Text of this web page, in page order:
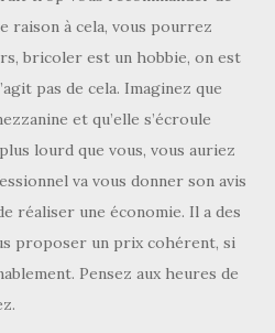
raison à cela, vous pourrez
bricoler est un hobbie, on est
pas de cela. Imaginez que
et qu’elle s’écroule
lourd que vous, vous auriez
va vous donner son avis
réaliser une économie. Il a des
proposer un prix cohérent, si
Pensez aux heures de